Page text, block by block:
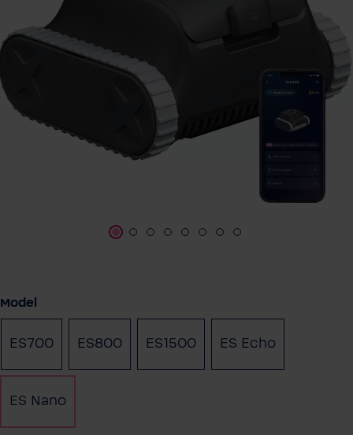
Selecteer
Model
ES700 ES800 ES1500 ES Echo
ES Nano